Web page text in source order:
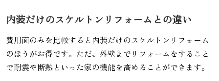
内装だけのスケルトンリフォームとの違い
費用面のみを比較すると内装だけのスケルトンリフォーム
のほうがお得です。ただ、外壁までリフォームをすること
で耐震や断熱といった家の機能を高めることができます。